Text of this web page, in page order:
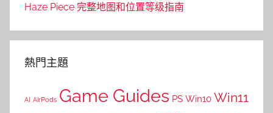
Haze Piece 完整地图和位置等级指南
熱門主題
AI AirPods Game Guides PS Win10 Win11